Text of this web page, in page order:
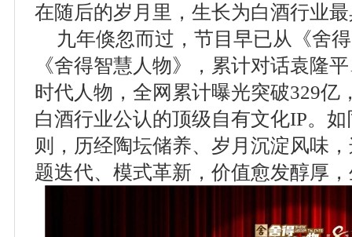
在随后的岁月里，生长为白酒行业
九年倏忽而过，节目早已从《舍
《舍得智慧人物》，累计对话袁隆
时代人物，全网累计曝光突破329亿
白酒行业公认的顶级自有文化IP。
则，历经陶坛储养、岁月沉淀风味
题迭代、模式革新，价值愈发醇厚